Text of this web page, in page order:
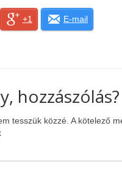
+1 E-mail
hozzászólás?
tesszük közzé. A kötelező